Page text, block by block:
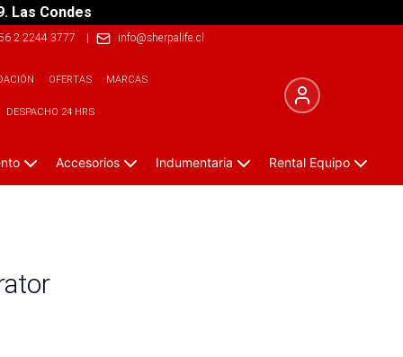
Las Condes
2 2244 3777 | info@sherpalife.cl
OFERTAS MARCAS
DESPACHO 24 HRS
Accesorios Indumentaria Rental Equipo